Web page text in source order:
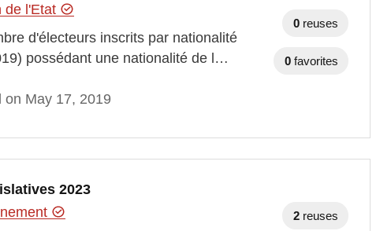
de l'Etat
d'électeurs inscrits par nationalité
possédant une nationalité de l…
on May 17, 2019
0 reuses
0 favorites
2023
2 reuses